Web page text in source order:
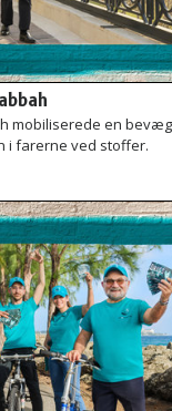
mobiliserede en
i farerne ved stoffer.